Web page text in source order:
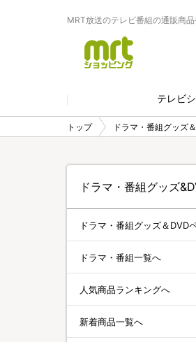
MRT放送のテレビ番組の通販商
テレビ
トップ ドラマ・番組グッズ
ドラマ・番組グッズ
ドラマ・番組グッズ＆DVD
ドラマ・番組一覧へ
人気商品ランキングへ
新着商品一覧へ